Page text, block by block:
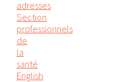
adresses
Section
professionnels
de
la
santé
English